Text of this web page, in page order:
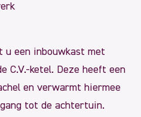
u een inbouwkast met
C.V.-ketel. Deze heeft een
en verwarmt hiermee
tot de achtertuin.